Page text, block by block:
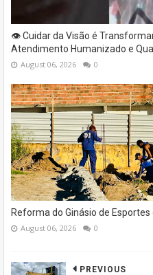
👁️ Cuidar da Visão é
Atendimento Humanizado e
August 06, 2026 0
Reforma do Ginásio de Esportes
August 06, 2026 0
PREVIOUS